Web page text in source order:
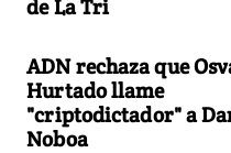
de La Tri
ADN rechaza que
Hurtado llame
"criptodictador" a
Noboa